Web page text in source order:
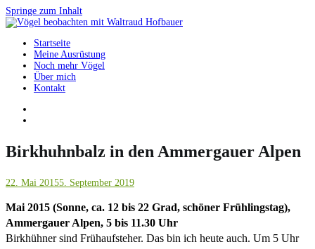
Springe zum Inhalt
Vögel beobachten mit Waltraud Hofbauer
Startseite
Meine Ausrüstung
Noch mehr Vögel
Über mich
Kontakt
Birkhuhnbalz in den Ammergauer Alpen
22. Mai 20155. September 2019
Mai 2015 (Sonne, ca. 12 bis 22 Grad, schöner Frühlingstag),
Ammergauer Alpen, 5 bis 11.30 Uhr
Birkhühner sind Frühaufsteher. Das bin ich heute auch. Um 5 Uhr